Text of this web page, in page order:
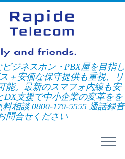
ジネスホン・PBX屋を目指し
＋安価な保守提供も重視、リ
能。最新のスマフォ内線も安
DX支援で中小企業の変革をを
談 0800-170-5555 通話録音
問合せください